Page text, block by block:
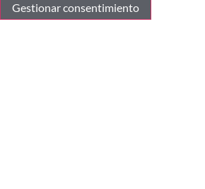
Gestionar consentimiento